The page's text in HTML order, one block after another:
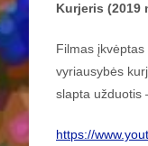
Kurjeris (2019
Filmas
vyriausybės
slapta užduotis
https://